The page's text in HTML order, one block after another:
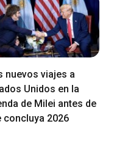
nuevos viajes a
Unidos en la
de Milei antes de
concluya 2026